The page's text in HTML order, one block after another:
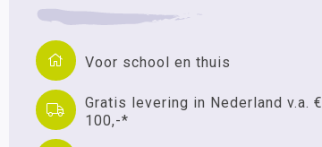
Voor school en thuis
Gratis levering in Nederland v.a. €
100,-*